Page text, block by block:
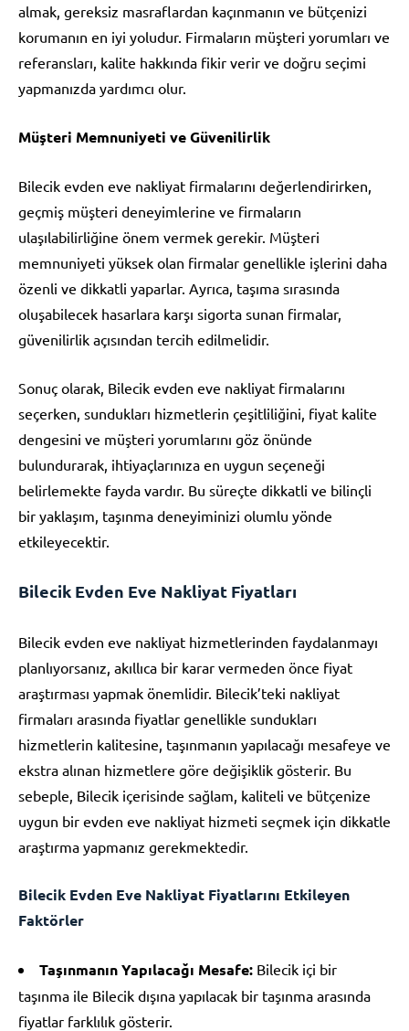
almak, gereksiz masraflardan kaçınmanın ve bütçenizi
korumanın en iyi yoludur. Firmaların müşteri yorumları ve
referansları, kalite hakkında fikir verir ve doğru seçimi
yapmanızda yardımcı olur.
Müşteri Memnuniyeti ve Güvenilirlik
Bilecik evden eve nakliyat firmalarını değerlendirirken,
geçmiş müşteri deneyimlerine ve firmaların
ulaşılabilirliğine önem vermek gerekir. Müşteri
memnuniyeti yüksek olan firmalar genellikle işlerini daha
özenli ve dikkatli yaparlar. Ayrıca, taşıma sırasında
oluşabilecek hasarlara karşı sigorta sunan firmalar,
güvenilirlik açısından tercih edilmelidir.
Sonuç olarak, Bilecik evden eve nakliyat firmalarını
seçerken, sundukları hizmetlerin çeşitliliğini, fiyat kalite
dengesini ve müşteri yorumlarını göz önünde
bulundurarak, ihtiyaçlarınıza en uygun seçeneği
belirlemekte fayda vardır. Bu süreçte dikkatli ve bilinçli
bir yaklaşım, taşınma deneyiminizi olumlu yönde
etkileyecektir.
Bilecik Evden Eve Nakliyat Fiyatları
Bilecik evden eve nakliyat hizmetlerinden faydalanmayı
planlıyorsanız, akıllıca bir karar vermeden önce fiyat
araştırması yapmak önemlidir. Bilecik’teki nakliyat
firmaları arasında fiyatlar genellikle sundukları
hizmetlerin kalitesine, taşınmanın yapılacağı mesafeye ve
ekstra alınan hizmetlere göre değişiklik gösterir. Bu
sebeple, Bilecik içerisinde sağlam, kaliteli ve bütçenize
uygun bir evden eve nakliyat hizmeti seçmek için dikkatle
araştırma yapmanız gerekmektedir.
Bilecik Evden Eve Nakliyat Fiyatlarını Etkileyen
Faktörler
Taşınmanın Yapılacağı Mesafe: Bilecik içi bir
taşınma ile Bilecik dışına yapılacak bir taşınma arasında
fiyatlar farklılık gösterir.